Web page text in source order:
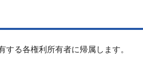
る各権利所有者に帰属します。